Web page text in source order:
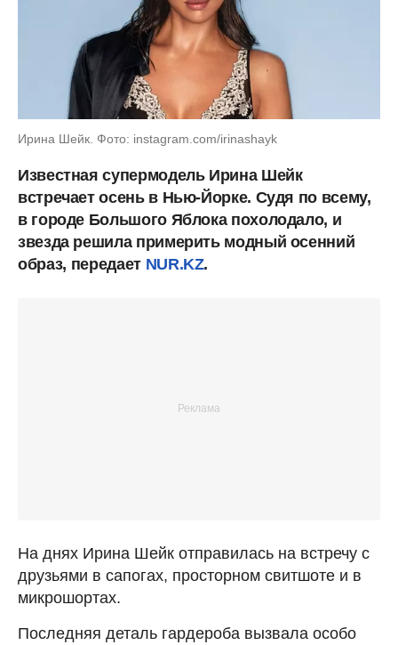
Ирина Шейк. Фото: instagram.com/irinashayk
Известная супермодель Ирина Шейк
встречает осень в Нью-Йорке. Судя по всему,
в городе Большого Яблока похолодало, и
звезда решила примерить модный осенний
образ, передает NUR.KZ.
На днях Ирина Шейк отправилась на встречу с
друзьями в сапогах, просторном свитшоте и в
микрошортах.
Последняя деталь гардероба вызвала особо